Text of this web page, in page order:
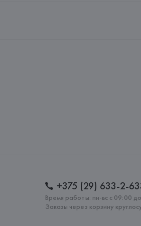
+375 (29) 633-2-
Время работы: пн-вс с 09:00
Заказы через корзину